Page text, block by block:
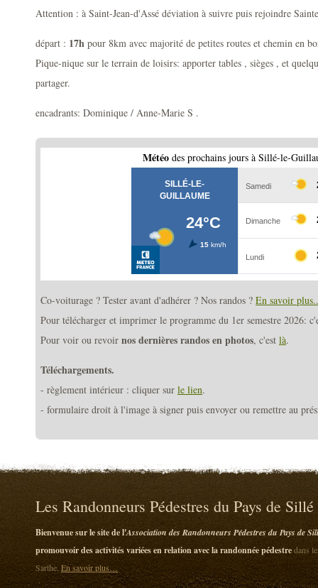
Attention : à Saint-Jean-d'Assé déviation à suivre puis rejoindre
départ : 17h pour 8km avec majorité de petites routes et
Pique-nique sur le terrain de loisirs: apporter tables , sièges , et
partager.
encadrants: Dominique / Anne-Marie S .
Météo des prochains jours à Sillé-le-
Co-voiturage ? Tester avant d'adhérer ? Nos randos ? En savoir
Pour télécharger et imprimer le programme du 1er semestre 2026:
Pour voir ou revoir nos dernières randos en photos, c'est là.
Téléchargements.
- règlement intérieur : cliquer sur le lien.
- formulaire droit à l'image à signer puis envoyer ou remettre au
Les Randonneurs Pédestres du Pays de Sillé
Bienvenue sur le site de l'Association des Randonneurs Pédestres du Pays de
promouvoir des activités variées en relation avec la randonnée pédestredans
Sarthe.En savoir plus…